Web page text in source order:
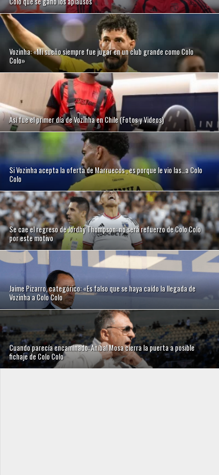
Vozinha: «Mi sueño siempre fue jugar en un club grande como Colo
Colo»
Así fue el primer día de Vozinha en Chile (Fotos y Videos)
Si Vozinha acepta la oferta de Marruecos , es porque le vio las…a Colo
Colo
Se cae el regreso de Jordhy Thompson: no será refuerzo de Colo Colo
por este motivo
Jaime Pizarro, categórico: «Es falso que se haya caído la llegada de
Vozinha a Colo Colo
Cuando parecía encaminado: Aníbal Mosa cierra la puerta a posible
fichaje de Colo Colo